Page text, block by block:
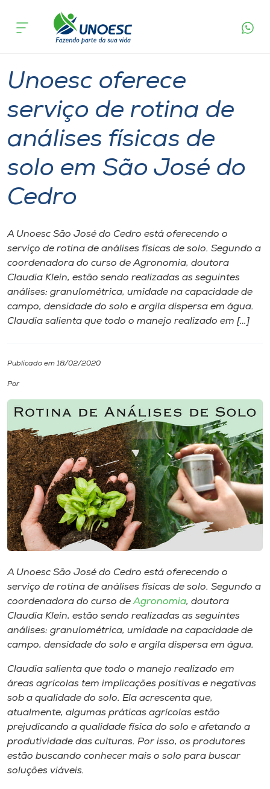
Cursos
Atendimento ao Estudante
Portal de Ensino
Internacionalização
I.nova
Cultura
CPA
Biblioteca
Editora
Rádio
Museu
Unoesc
Store
o idioma
acontece
Unoesc oferece
serviço de rotina de
análises físicas de
solo em São José do
Cedro
A Unoesc São José do Cedro está oferecendo o
serviço de rotina de análises físicas de solo. Segundo a
coordenadora do curso de Agronomia, doutora
Claudia Klein, estão sendo realizadas as seguintes
análises: granulométrica, umidade na capacidade de
campo, densidade do solo e argila dispersa em água.
Claudia salienta que todo o manejo realizado em […]
Publicado em 18/02/2020
Por
A Unoesc São José do Cedro está oferecendo o
serviço de rotina de análises físicas de solo. Segundo a
coordenadora do curso deAgronomia, doutora
Claudia Klein, estão sendo realizadas as seguintes
análises: granulométrica, umidade na capacidade de
campo, densidade do solo e argila dispersa em água.
Claudia salienta que todo o manejo realizado em
áreas agrícolas tem implicações positivas e negativas
sob a qualidade do solo. Ela acrescenta que,
atualmente, algumas práticas agrícolas estão
prejudicando a qualidade física do solo e afetando a
produtividade das culturas. Por isso, os produtores
estão buscando conhecer mais o solo para buscar
soluções viáveis.